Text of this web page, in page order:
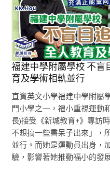
福建中學附屬學校 不盲
育及學術相軌並行
直資英文小學福建中學附屬
門小學之一，福小重視運動
長)接受《新城教育+》專訪
不想搞一些書呆子出來」，
並行。而她是運動員出身，
驗，影響著她推動福小的發